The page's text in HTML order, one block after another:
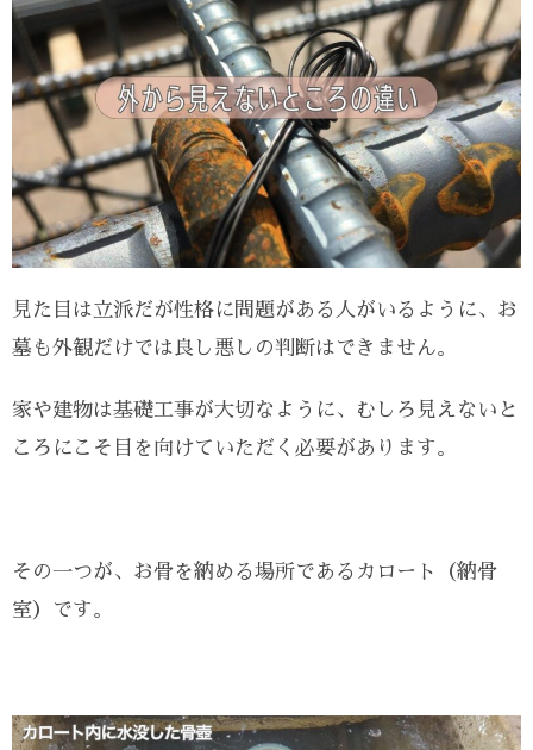
見た目は立派だが性格に問題がある人がいるように、お
墓も外観だけでは良し悪しの判断はできません。
家や建物は基礎工事が大切なように、むしろ見えないと
ころにこそ目を向けていただく必要があります。
その一つが、お骨を納める場所であるカロート（納骨
室）です。